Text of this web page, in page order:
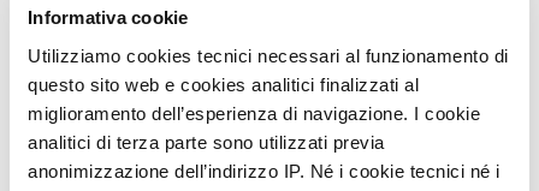
Informativa cookie
Utilizziamo cookies tecnici necessari al funzionamento di
questo sito web e cookies analitici finalizzati al
miglioramento dell’esperienza di navigazione. I cookie
analitici di terza parte sono utilizzati previa
anonimizzazione dell’indirizzo IP. Né i cookie tecnici né i
Lichen planus -Lichen sclerosus
Linee guida cliniche - Linfedema -Linfoma di Hodgkin -
Lockdown -Long Covid -Lubrificazione vaginale -
Lupus eritematoso sistemico -Luteolina -Lutto
M